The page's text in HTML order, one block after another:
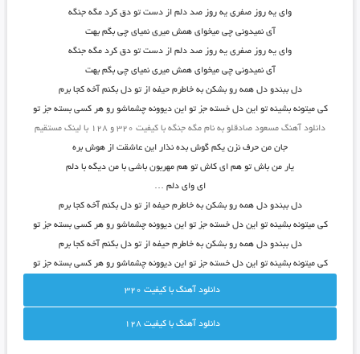
وای یه روز صفری یه روز صد دلم از دست تو دق کرد مگه جنگه
آی نمیدونی چی میخوای همش میری نمیای چی بگم بهت
وای یه روز صفری یه روز صد دلم از دست تو دق کرد مگه جنگه
آی نمیدونی چی میخوای همش میری نمیای چی بگم بهت
دل ببندو دل همه رو بشکن به خاطرم حیفه از تو دل بکنم آخه کجا برم
کی میتونه بشینه تو این دل خسته جز تو این دیوونه چشماشو رو هر کسی بسته جز تو
دانلود آهنگ مسعود صادقلو به نام مگه جنگه با کیفیت ۳۲۰ و ۱۲۸ با لینک مستقیم
جان من حرف نزن یکم گوش بده نذار این عاشقت از هوش بره
یار من باش تو هم ای کاش تو هم مهربون باشی با من دیگه با دلم
ای وای دلم …
دل ببندو دل همه رو بشکن به خاطرم حیفه از تو دل بکنم آخه کجا برم
کی میتونه بشینه تو این دل خسته جز تو این دیوونه چشماشو رو هر کسی بسته جز تو
دل ببندو دل همه رو بشکن به خاطرم حیفه از تو دل بکنم آخه کجا برم
کی میتونه بشینه تو این دل خسته جز تو این دیوونه چشماشو رو هر کسی بسته جز تو
دانلود آهنگ با کيفيت 320
دانلود آهنگ با کيفيت 128